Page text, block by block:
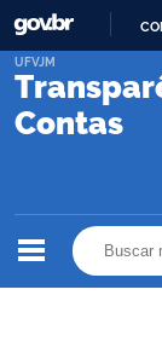
Contas
UFVJM